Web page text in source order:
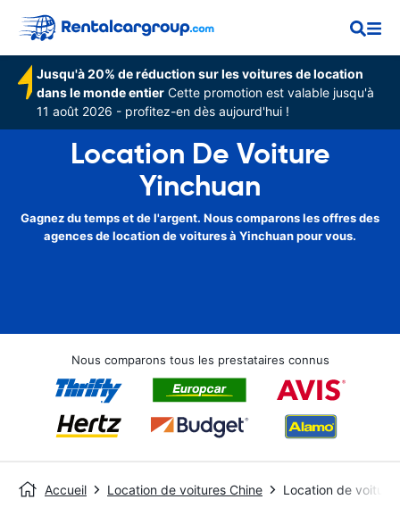
Jusqu'à 20% de réduction sur les voitures de location
dans le monde entier Cette promotion est valable jusqu'à
11 août 2026 - profitez-en dès aujourd'hui !
Location De Voiture
Yinchuan
Gagnez du temps et de l'argent. Nous comparons les offres des
agences de location de voitures à Yinchuan pour vous.
Nous comparons tous les prestataires connus
Accueil Location de voitures Chine Location de